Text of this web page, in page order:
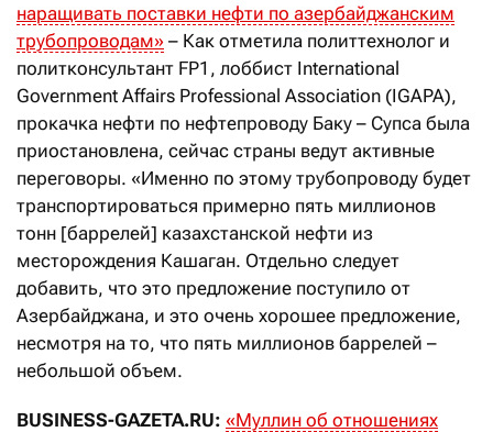
наращивать поставки нефти по азербайджанским
трубопроводам» – Как отметила политтехнолог и
политконсультант FP1, лоббист International
Government Affairs Professional Association (IGAPA),
прокачка нефти по нефтепроводу Баку – Супса была
приостановлена, сейчас страны ведут активные
переговоры. «Именно по этому трубопроводу будет
транспортироваться примерно пять миллионов
тонн [баррелей] казахстанской нефти из
месторождения Кашаган. Отдельно следует
добавить, что это предложение поступило от
Азербайджана, и это очень хорошее предложение,
несмотря на то, что пять миллионов баррелей –
небольшой объем.
BUSINESS-GAZETA.RU: «Муллин об отношениях